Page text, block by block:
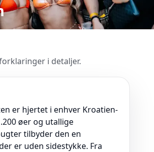
i detaljer.
er hjertet i enhver Kroatien-
øer og utallige
tilbyder den en
er uden sidestykke. Fra